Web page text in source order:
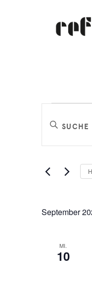
und
Schlüsselwort
eingeben.
nach
September
MI.
10